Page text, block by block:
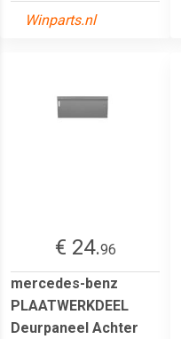
Winparts.nl
€ 24.96
mercedes-benz
PLAATWERKDEEL
Deurpaneel Achter